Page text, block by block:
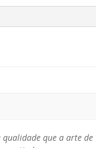
qualidade que a arte de